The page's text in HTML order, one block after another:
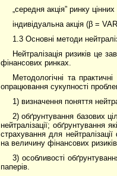
„середня акція” ринку
індивідуальна акція (β =
1.3 Основні методи
Нейтралізація ризиків це
фінансових ринках.
Методологічні та
опрацювання сукупності
1) визначення поняття
2) обґрунтування базових
нейтралізації; обґрунтування
страхування для нейтралізації
на величину фінансових
3) особливості
паперів.